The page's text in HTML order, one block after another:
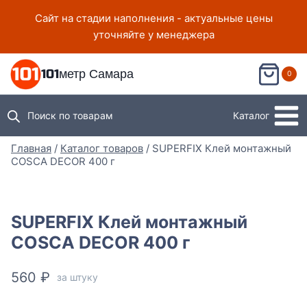
Сайт на стадии наполнения - актуальные цены
уточняйте у менеджера
101метр Самара 0
Поиск по товарам Каталог
Главная / Каталог товаров / SUPERFIX Клей монтажный
COSCA DECOR 400 г
SUPERFIX Клей монтажный
COSCA DECOR 400 г
560 ₽ за штуку